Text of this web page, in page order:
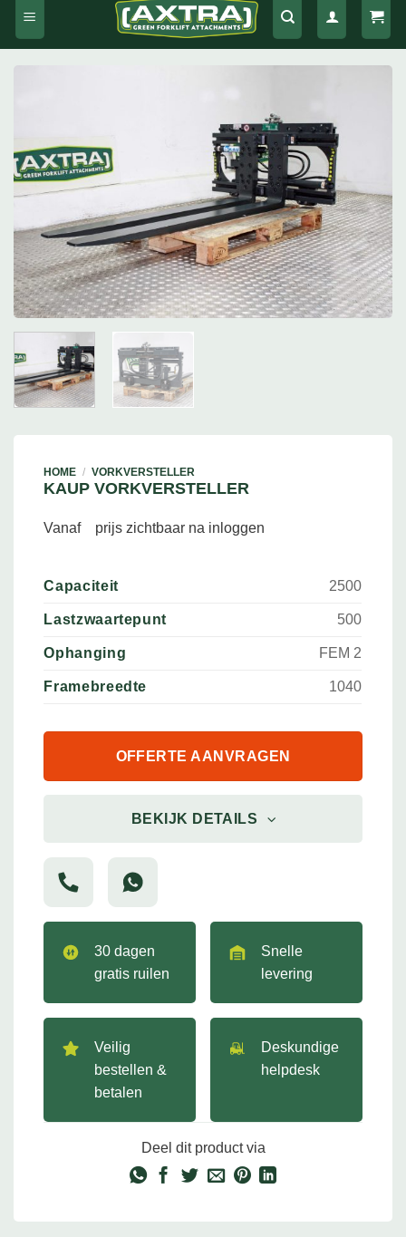
HOME / VORKVERSTELLER
KAUP VORKVERSTELLER
Vanaf prijs zichtbaar na inloggen
Capaciteit 2500
Lastzwaartepunt 500
Ophanging FEM 2
Framebreedte 1040
OFFERTE AANVRAGEN
BEKIJK DETAILS
30 dagen
gratis ruilen
Snelle
levering
Veilig
bestellen &
betalen
Deskundige
helpdesk
Deel dit product via